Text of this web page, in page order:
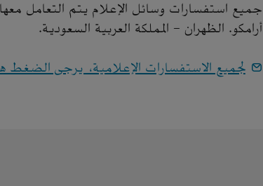
جميع استفسارات وسائل الإعلام يتم التعامل
أرامكو. الظهران - المملكة العربية السعودية.
لجميع الاستفسارات الإعلامية، يرجى الضغط